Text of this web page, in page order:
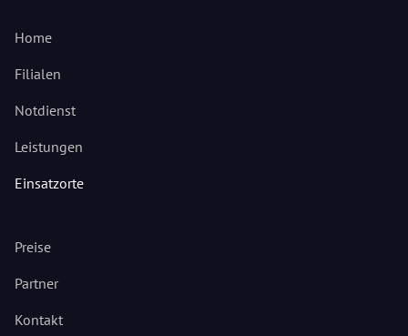
Home
Filialen
Notdienst
Leistungen
Einsatzorte
Preise
Partner
Kontakt